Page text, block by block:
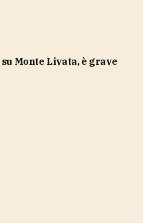
su Monte Livata, è grave